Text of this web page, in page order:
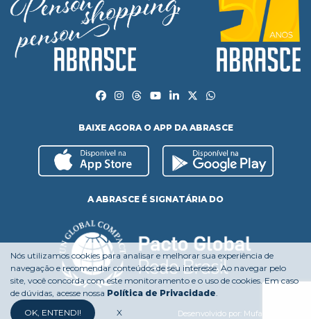
BAIXE AGORA O APP DA ABRASCE
A ABRASCE É SIGNATÁRIA DO
Desenvolvido por: Mufasa Agency
Nós utilizamos cookies para analisar e melhorar sua experiência de
navegação e recomendar conteúdos de seu interesse. Ao navegar pelo
site, você concorda com este monitoramento e o uso de cookies. Em caso
de dúvidas, acesse nossa Política de Privacidade.
OK, ENTENDI!
X